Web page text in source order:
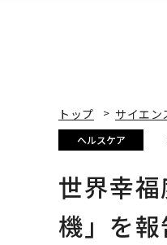
トップ サイエン
ヘルスケア
世界幸
機」を報